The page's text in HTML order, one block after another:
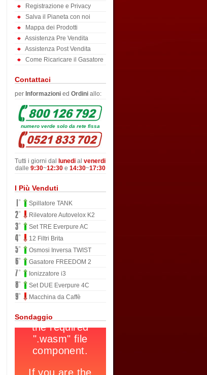
Registrazione e Privacy
Salva il Pianeta con noi
Mappa dei Prodotti
Assistenza Pre Vendita
Assistenza Post Vendita
Come Ricaricare il Gasatore
Contattaci
per Informazionied Ordiniallo:
numero verde solo da rete fissa
Tutti i giorni dal lunedial venerdi
dalle 9:30~12:30e 14:30~17:30
I Più Venduti
Spillatore TANK
Rilevatore Autovelox K2
Set TRE Everpure AC
12 Filtri Brita
Osmosi Inversa TWIST
Gasatore FREEDOM 2
Ionizzatore i3
Set DUE Everpure 4C
Macchina da Caffè
Sondaggio